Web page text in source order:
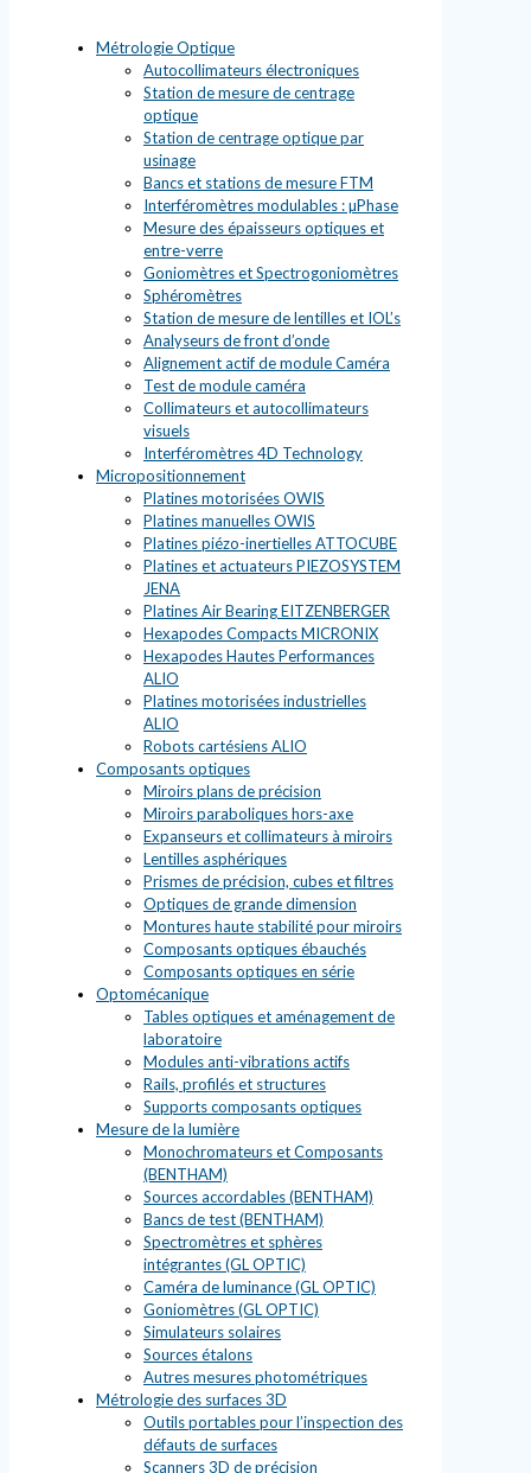
Métrologie Optique
Autocollimateurs électroniques
Station de mesure de centrage
optique
Station de centrage optique par
usinage
Bancs et stations de mesure FTM
Interféromètres modulables : µPhase
Mesure des épaisseurs optiques et
entre-verre
Goniomètres et Spectrogoniomètres
Sphéromètres
Station de mesure de lentilles et IOL’s
Analyseurs de front d’onde
Alignement actif de module Caméra
Test de module caméra
Collimateurs et autocollimateurs
visuels
Interféromètres 4D Technology
Micropositionnement
Platines motorisées OWIS
Platines manuelles OWIS
Platines piézo-inertielles ATTOCUBE
Platines et actuateurs PIEZOSYSTEM
JENA
Platines Air Bearing EITZENBERGER
Hexapodes Compacts MICRONIX
Hexapodes Hautes Performances
ALIO
Platines motorisées industrielles
ALIO
Robots cartésiens ALIO
Composants optiques
Miroirs plans de précision
Miroirs paraboliques hors-axe
Expanseurs et collimateurs à miroirs
Lentilles asphériques
Prismes de précision, cubes et filtres
Optiques de grande dimension
Montures haute stabilité pour miroirs
Composants optiques ébauchés
Composants optiques en série
Optomécanique
Tables optiques et aménagement de
laboratoire
Modules anti-vibrations actifs
Rails, profilés et structures
Supports composants optiques
Mesure de la lumière
Monochromateurs et Composants
(BENTHAM)
Sources accordables (BENTHAM)
Bancs de test (BENTHAM)
Spectromètres et sphères
intégrantes (GL OPTIC)
Caméra de luminance (GL OPTIC)
Goniomètres (GL OPTIC)
Simulateurs solaires
Sources étalons
Autres mesures photométriques
Métrologie des surfaces 3D
Outils portables pour l’inspection des
défauts de surfaces
Scanners 3D de précision